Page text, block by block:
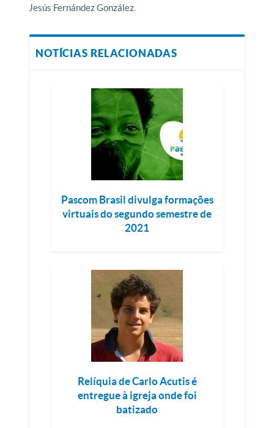
Jesús Fernández González.
NOTÍCIAS RELACIONADAS
Pascom Brasil divulga formações
virtuais do segundo semestre de
2021
Relíquia de Carlo Acutis é
entregue à igreja onde foi
batizado